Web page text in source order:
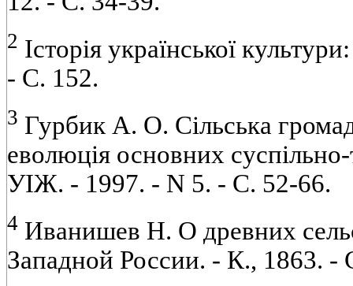
2 Історія української
- С. 152.
3 Гурбик А. О. Сільська
еволюція основних
УІЖ. - 1997. - N 5. - С. 52-66.
4 Иванишев Н. О древних
Западной России. - К., 1863. -